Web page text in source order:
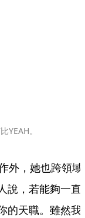
YEAH。
外，她也跨領域
說，若能夠一直
的天職。雖然我